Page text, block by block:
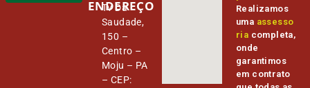
ENDEREÇO
Tv Da
Saudade,
150 –
Centro –
Moju – PA
– CEP:
Realizamos
uma assesso
ria completa,
onde
garantimos
em contrato